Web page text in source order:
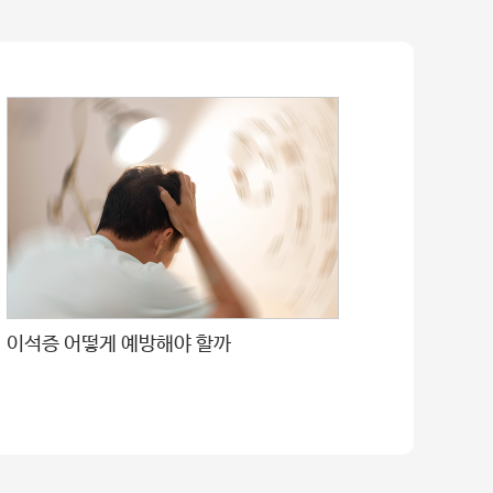
이석증 어떻게 예방해야 할까